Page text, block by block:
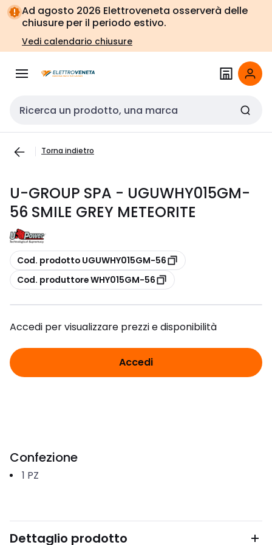
Vai alla
navigazione
Vai
alla
pagina
Ad agosto 2026 Elettroveneta osserverà delle
chiusure per il periodo estivo.
Vedi calendario chiusure
Cerca input
Torna indietro
U-GROUP SPA - UGUWHY015GM-
56 SMILE GREY METEORITE
copia
Cod. prodotto UGUWHY015GM-56
copia
Cod. produttore WHY015GM-56
Accedi per visualizzare prezzi e disponibilità
Accedi
Confezione
1 PZ
Dettaglio prodotto